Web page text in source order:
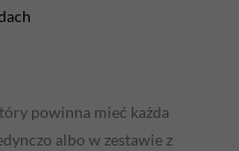
powinna mieć każda
albo w zestawie z